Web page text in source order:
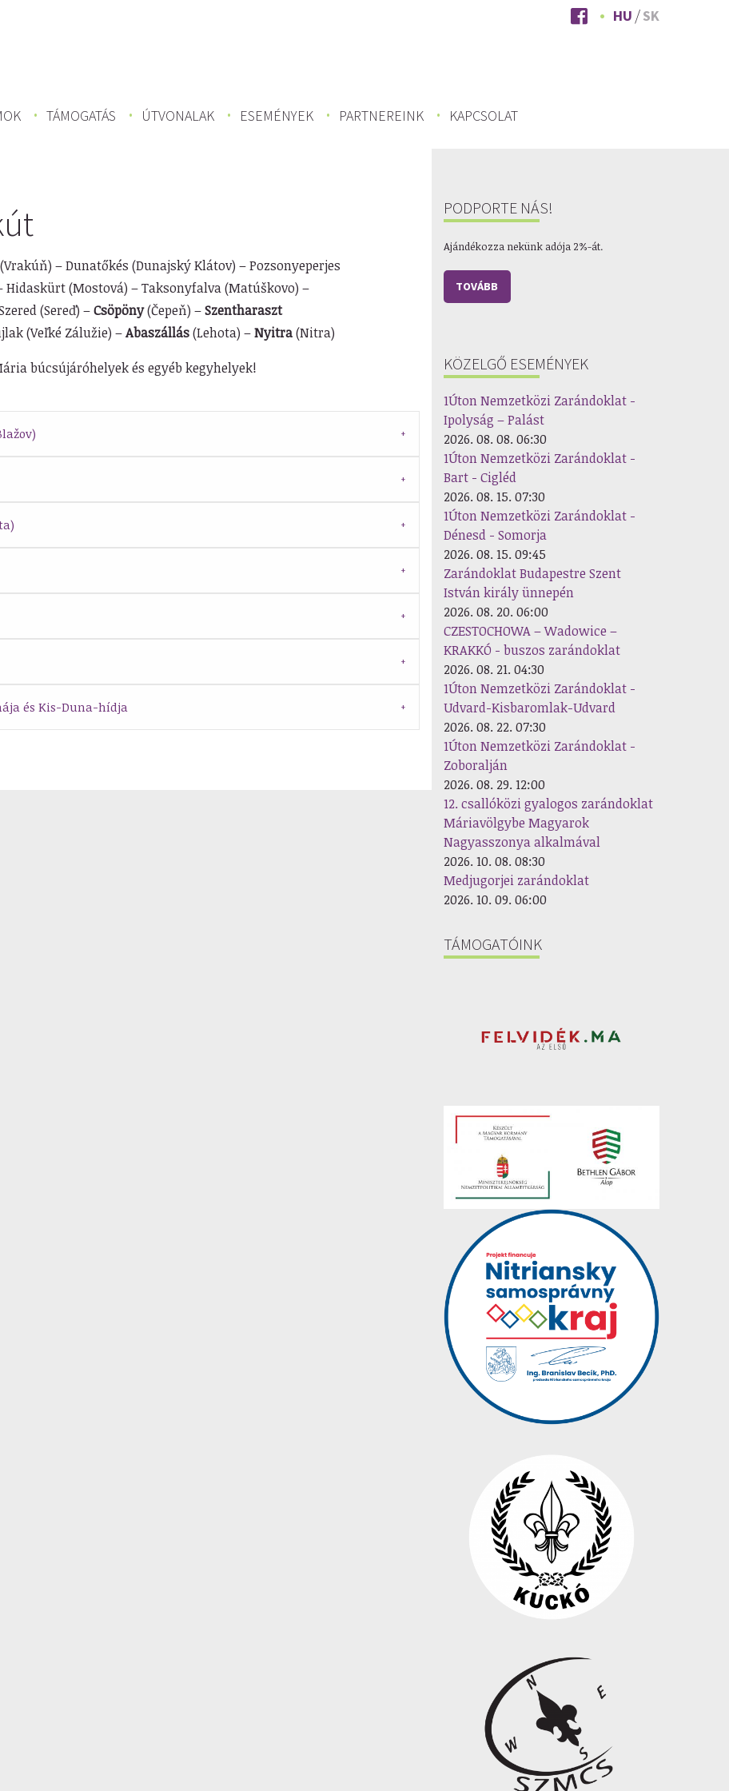
HU SK
TÁMOGATÁS ÚTVONALAK ESEMÉNYEK PARTNEREINK KAPCSOLAT
– Dunatőkés (Dunajský Klátov) – Pozsonyeperjes
Hidaskürt (Mostová) – Taksonyfalva (Matúškovo) –
(Sereď) –Csöpöny(Čepeň) –Szentharaszt
(Veľké Zálužie) –Abaszállás(Lehota) –Nyitra(Nitra)
búcsújáróhelyek és egyéb kegyhelyek!
és Kis-Duna-hídja
PODPORTE NÁS!
Ajándékozza nekünk adója 2%-át.
TOVÁBB
KÖZELGŐ ESEMÉNYEK
1Úton Nemzetközi Zarándoklat -
Ipolyság – Palást
2026. 08. 08. 06:30
1Úton Nemzetközi Zarándoklat -
Bart - Cigléd
2026. 08. 15. 07:30
1Úton Nemzetközi Zarándoklat -
Dénesd - Somorja
2026. 08. 15. 09:45
Zarándoklat Budapestre Szent
István király ünnepén
2026. 08. 20. 06:00
CZESTOCHOWA – Wadowice –
KRAKKÓ - buszos zarándoklat
2026. 08. 21. 04:30
1Úton Nemzetközi Zarándoklat -
Udvard-Kisbaromlak-Udvard
2026. 08. 22. 07:30
1Úton Nemzetközi Zarándoklat -
Zoboralján
2026. 08. 29. 12:00
12. csallóközi gyalogos zarándoklat
Máriavölgybe Magyarok
Nagyasszonya alkalmával
2026. 10. 08. 08:30
Medjugorjei zarándoklat
2026. 10. 09. 06:00
TÁMOGATÓINK